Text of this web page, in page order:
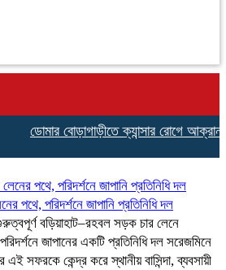
ডোমার বোড়াগাড়ীতে ক্যান্সার রোগে
পথে, পরিদর্শনে জাপানি প্রতিনিধি দল
বড়িয়াহাট–রহবল সড়ক চার লেনে
জাপানের একটি প্রতিনিধি দল সরেজমিনে
সফরকে কেন্দ্র করে স্থানীয় বাসিন্দা, ব্যবসায়ী